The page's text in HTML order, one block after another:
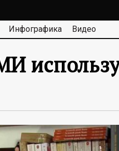
Инфографика Видео